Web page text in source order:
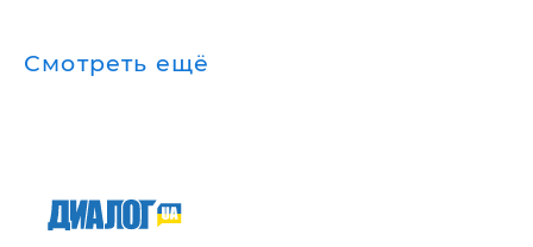
Смотреть ещё